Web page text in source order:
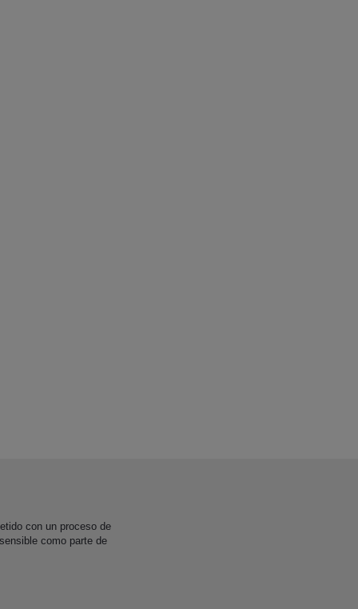
con un proceso de
como parte de